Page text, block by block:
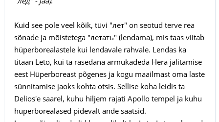
Kuid see pole veel kõik, tüvi "лет" on seotud terve rea
sõnade ja mõistetega "летать" (lendama), mis taas viitab
hüperborealastele kui lendavale rahvale. Lendas ka
titaan Leto, kui ta rasedana armukadeda Hera jälitamise
eest Hüperboreast põgenes ja kogu maailmast oma laste
sünnitamise jaoks kohta otsis. Sellise koha leidis ta
Delios'e saarel, kuhu hiljem rajati Apollo tempel ja kuhu
hüperborealased pidevalt ande saatsid.